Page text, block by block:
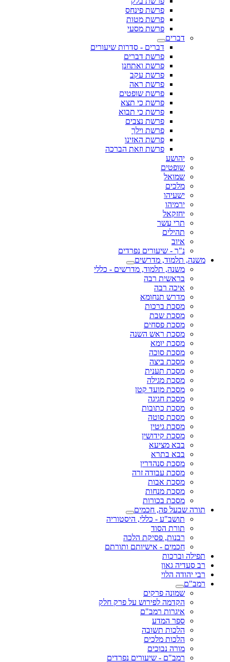
פרשת פינחס
פרשת מטות
פרשת מסעי
דברים
דברים - סדרות שיעורים
פרשת דברים
פרשת ואתחנן
פרשת עקב
פרשת ראה
פרשת שופטים
פרשת כי תצא
פרשת כי תבוא
פרשת נצבים
פרשת וילך
פרשת האזינו
פרשת וזאת הברכה
יהושע
שופטים
שמואל
מלכים
ישעיהו
ירמיהו
יחזקאל
תרי עשר
תהילים
איוב
נ"ך - שיעורים נפרדים
משנה, תלמוד, מדרשים
משנה, תלמוד, מדרשים - כללי
בראשית רבה
איכה רבה
מדרש תנחומא
מסכת ברכות
מסכת שבת
מסכת פסחים
מסכת ראש השנה
מסכת יומא
מסכת סוכה
מסכת ביצה
מסכת תענית
מסכת מגילה
מסכת מועד קטן
מסכת חגיגה
מסכת כתובות
מסכת סוטה
מסכת גיטין
מסכת קידושין
בבא מציעא
בבא בתרא
מסכת סנהדרין
מסכת עבודה זרה
מסכת אבות
מסכת מנחות
מסכת בכורות
תורה שבעל פה, חכמים
תושב"ע - כללי, היסטוריה
תורת הסוד
רבנות, פסיקת הלכה
חכמים - אישיותם ותורתם
תפילה וברכות
רב סעדיה גאון
רבי יהודה הלוי
רמב"ם
שמונה פרקים
הקדמה לפירוש על פרק חלק
איגרות רמב"ם
ספר המדע
הלכות תשובה
הלכות מלכים
מורה נבוכים
רמב"ם - שיעורים נפרדים